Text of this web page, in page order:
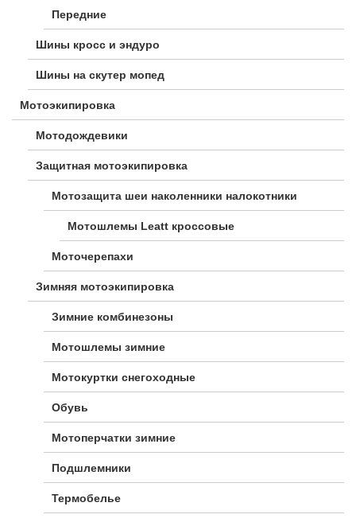
Передние
Шины кросс и эндуро
Шины на скутер мопед
Мотоэкипировка
Мотодождевики
Защитная мотоэкипировка
Мотозащита шеи наколенники налокотники
Мотошлемы Leatt кроссовые
Моточерепахи
Зимняя мотоэкипировка
Зимние комбинезоны
Мотошлемы зимние
Мотокуртки снегоходные
Обувь
Мотоперчатки зимние
Подшлемники
Термобелье